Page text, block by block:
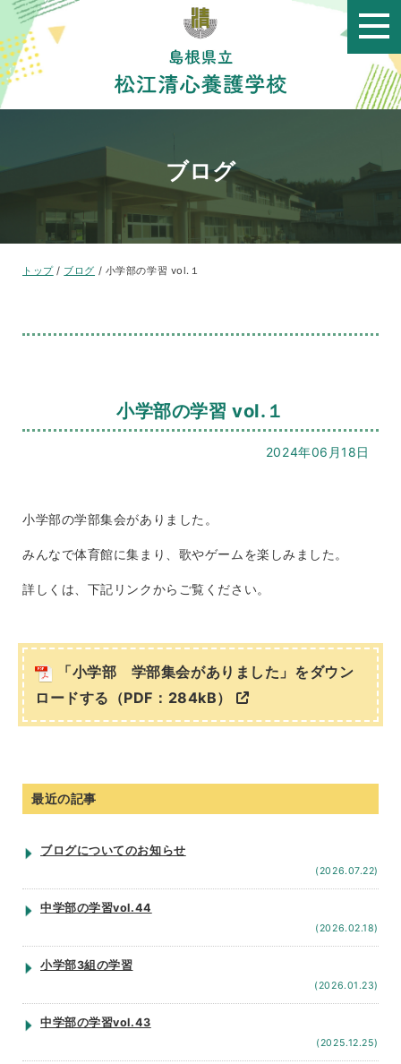
このページの本文へ
ブログ
現
トップ/ ブログ / 小学部の学習 vol.１
小学部の学習 vol.１
2024年06月18日
小学部の学部集会がありました。
みんなで体育館に集まり、歌やゲームを楽しみました。
詳しくは、下記リンクからご覧ください。
「小学部 学部集会がありました」をダウン
ロードする（PDF：284kB）
最近の記事
ブログについてのお知らせ
(2026.07.22)
中学部の学習vol.44
(2026.02.18)
小学部3組の学習
(2026.01.23)
中学部の学習vol.43
(2025.12.25)